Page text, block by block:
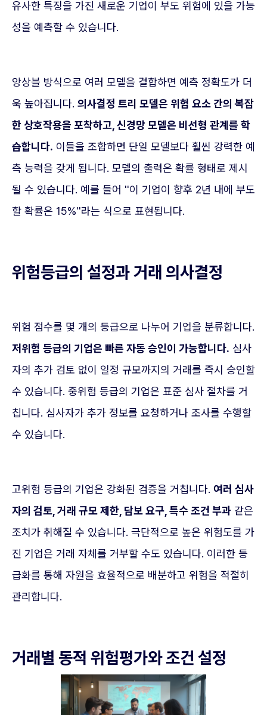
유사한 특징을 가진 새로운 기업이 부도 위험에 있을 가능
성을 예측할 수 있습니다.
앙상블 방식으로 여러 모델을 결합하면 예측 정확도가 더
욱 높아집니다. 의사결정 트리 모델은 위험 요소 간의 복잡
한 상호작용을 포착하고, 신경망 모델은 비선형 관계를 학
습합니다. 이들을 조합하면 단일 모델보다 훨씬 강력한 예
측 능력을 갖게 됩니다. 모델의 출력은 확률 형태로 제시
될 수 있습니다. 예를 들어 ''이 기업이 향후 2년 내에 부도
할 확률은 15%''라는 식으로 표현됩니다.
위험등급의 설정과 거래 의사결정
위험 점수를 몇 개의 등급으로 나누어 기업을 분류합니다.
저위험 등급의 기업은 빠른 자동 승인이 가능합니다. 심사
자의 추가 검토 없이 일정 규모까지의 거래를 즉시 승인할
수 있습니다. 중위험 등급의 기업은 표준 심사 절차를 거
칩니다. 심사자가 추가 정보를 요청하거나 조사를 수행할
수 있습니다.
고위험 등급의 기업은 강화된 검증을 거칩니다. 여러 심사
자의 검토, 거래 규모 제한, 담보 요구, 특수 조건 부과 같은
조치가 취해질 수 있습니다. 극단적으로 높은 위험도를 가
진 기업은 거래 자체를 거부할 수도 있습니다. 이러한 등
급화를 통해 자원을 효율적으로 배분하고 위험을 적절히
관리합니다.
거래별 동적 위험평가와 조건 설정